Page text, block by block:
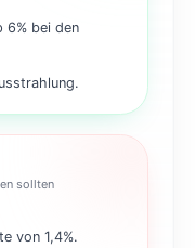
6% bei den
sollten
von 1,4%.